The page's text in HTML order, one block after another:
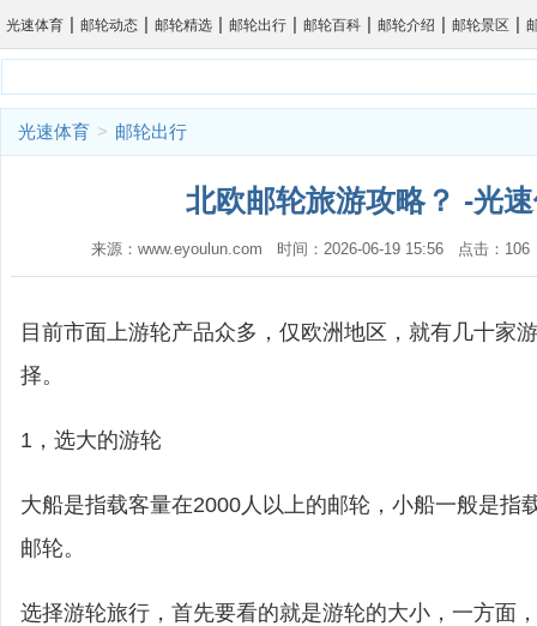
光速体育 | 邮轮动态 | 邮轮精选 | 邮轮出行 | 邮轮百科 | 邮轮介绍 | 邮轮景区 |
光速体育 > 邮轮出行
北欧邮轮旅游攻略？ -光
来源：www.eyoulun.com 时间：2026-06-19 15:56 点击：
目前市面上游轮产品众多，仅欧洲地区，就有几十家
择。
1，选大的游轮
大船是指载客量在2000人以上的邮轮，小船一般是指
邮轮。
选择游轮旅行，首先要看的就是游轮的大小，一方面